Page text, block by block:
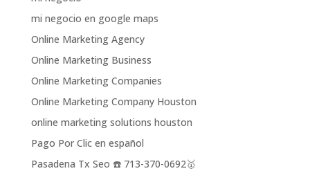
mi negocio en google maps
Online Marketing Agency
Online Marketing Business
Online Marketing Companies
Online Marketing Company Houston
online marketing solutions houston
Pago Por Clic en español
Pasadena Tx Seo ☎️ 713-370-0692🥇